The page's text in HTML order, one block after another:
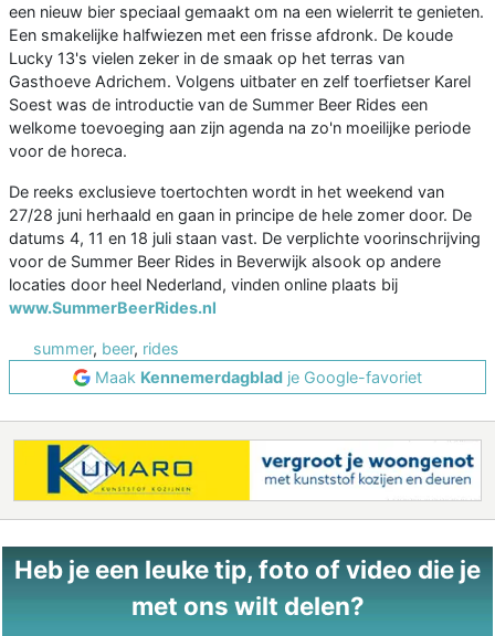
een nieuw bier speciaal gemaakt om na een wielerrit te genieten.
Een smakelijke halfwiezen met een frisse afdronk. De koude
Lucky 13's vielen zeker in de smaak op het terras van
Gasthoeve Adrichem. Volgens uitbater en zelf toerfietser Karel
Soest was de introductie van de Summer Beer Rides een
welkome toevoeging aan zijn agenda na zo'n moeilijke periode
voor de horeca.
De reeks exclusieve toertochten wordt in het weekend van
27/28 juni herhaald en gaan in principe de hele zomer door. De
datums 4, 11 en 18 juli staan vast. De verplichte voorinschrijving
voor de Summer Beer Rides in Beverwijk alsook op andere
locaties door heel Nederland, vinden online plaats bij
www.SummerBeerRides.nl
summer, beer, rides
Maak Kennemerdagblad je Google-favoriet
Heb je een leuke tip, foto of video die je
met ons wilt delen?